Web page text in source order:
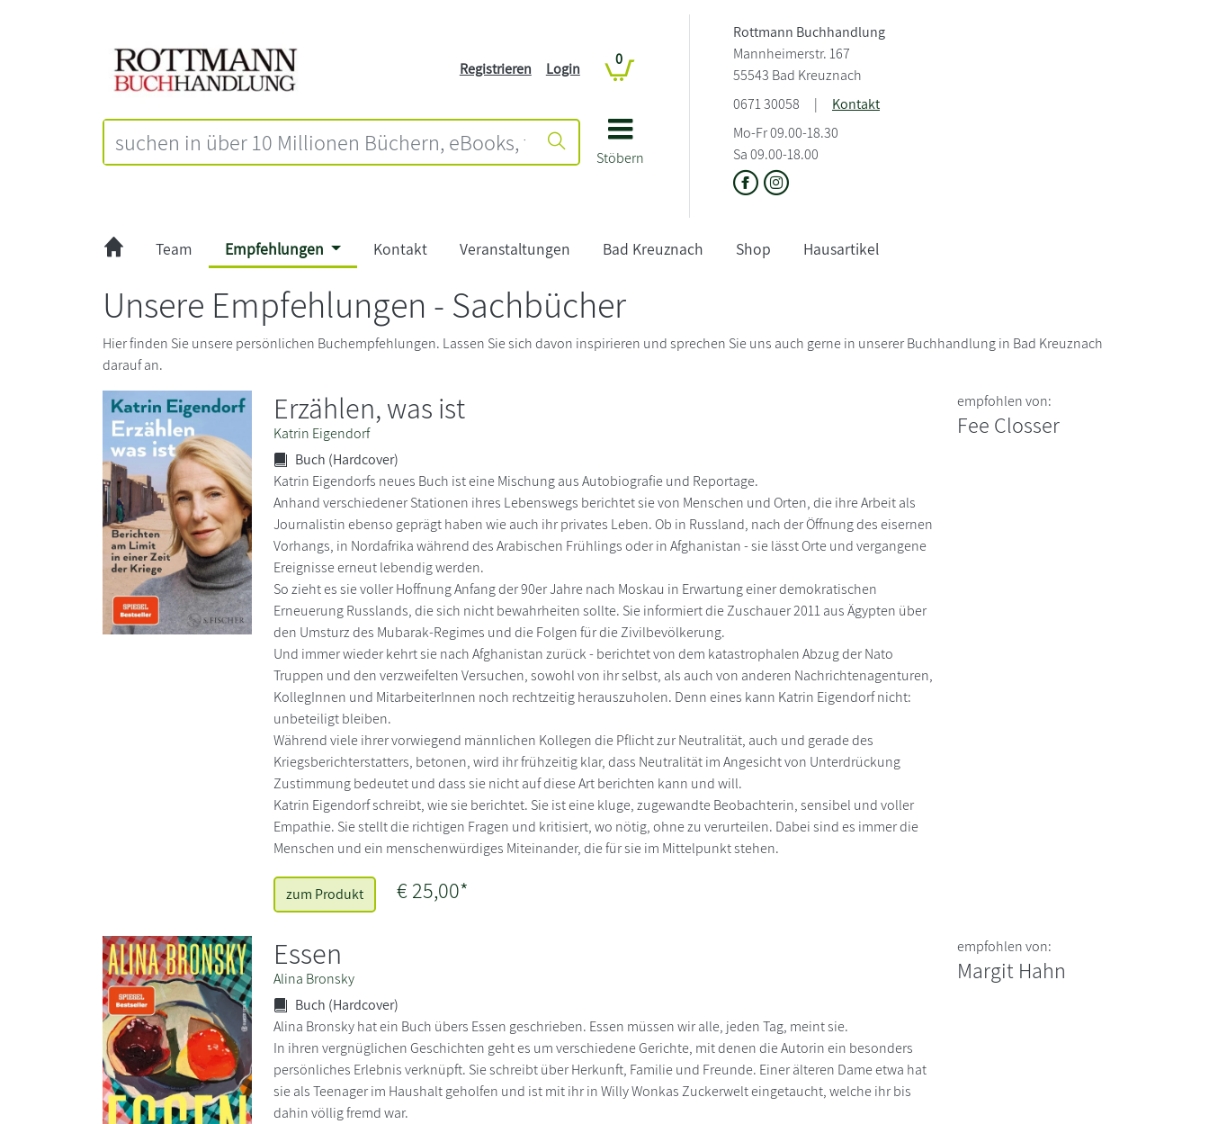
Stöbern
Registrieren Login
0
Rottmann Buchhandlung
Mannheimerstr. 167
55543 Bad Kreuznach
0671 30058
|
Kontakt
Mo-Fr 09.00-18.30
Sa 09.00-18.00
Team Empfehlungen Kontakt Veranstaltungen Bad Kreuznach Shop Hausartikel
Unsere Empfehlungen - Sachbücher
Hier finden Sie unsere persönlichen Buchempfehlungen. Lassen Sie sich davon inspirieren und sprechen Sie uns auch gerne in unserer Buchhandlung in Bad Kreuznach
darauf an.
empfohlen von:
Fee Closser
Erzählen, was ist
Katrin Eigendorf
Buch (Hardcover)
Katrin Eigendorfs neues Buch ist eine Mischung aus Autobiografie und Reportage.
Anhand verschiedener Stationen ihres Lebenswegs berichtet sie von Menschen und Orten, die ihre Arbeit als
Journalistin ebenso geprägt haben wie auch ihr privates Leben. Ob in Russland, nach der Öffnung des eisernen
Vorhangs, in Nordafrika während des Arabischen Frühlings oder in Afghanistan - sie lässt Orte und vergangene
Ereignisse erneut lebendig werden.
So zieht es sie voller Hoffnung Anfang der 90er Jahre nach Moskau in Erwartung einer demokratischen
Erneuerung Russlands, die sich nicht bewahrheiten sollte. Sie informiert die Zuschauer 2011 aus Ägypten über
den Umsturz des Mubarak-Regimes und die Folgen für die Zivilbevölkerung.
Und immer wieder kehrt sie nach Afghanistan zurück - berichtet von dem katastrophalen Abzug der Nato
Truppen und den verzweifelten Versuchen, sowohl von ihr selbst, als auch von anderen Nachrichtenagenturen,
KollegInnen und MitarbeiterInnen noch rechtzeitig herauszuholen. Denn eines kann Katrin Eigendorf nicht:
unbeteiligt bleiben.
Während viele ihrer vorwiegend männlichen Kollegen die Pflicht zur Neutralität, auch und gerade des
Kriegsberichterstatters, betonen, wird ihr frühzeitig klar, dass Neutralität im Angesicht von Unterdrückung
Zustimmung bedeutet und dass sie nicht auf diese Art berichten kann und will.
Katrin Eigendorf schreibt, wie sie berichtet. Sie ist eine kluge, zugewandte Beobachterin, sensibel und voller
Empathie. Sie stellt die richtigen Fragen und kritisiert, wo nötig, ohne zu verurteilen. Dabei sind es immer die
Menschen und ein menschenwürdiges Miteinander, die für sie im Mittelpunkt stehen.
zum Produkt € 25,00*
empfohlen von:
Margit Hahn
Essen
Alina Bronsky
Buch (Hardcover)
Alina Bronsky hat ein Buch übers Essen geschrieben. Essen müssen wir alle, jeden Tag, meint sie.
In ihren vergnüglichen Geschichten geht es um verschiedene Gerichte, mit denen die Autorin ein besonders
persönliches Erlebnis verknüpft. Sie schreibt über Herkunft, Familie und Freunde. Einer älteren Dame etwa hat
sie als Teenager im Haushalt geholfen und ist mit ihr in Willy Wonkas Zuckerwelt eingetaucht, welche ihr bis
dahin völlig fremd war.